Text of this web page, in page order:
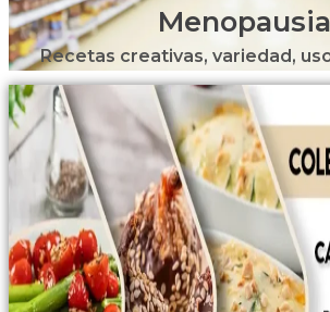
Menopausia
Recetas creativas, variedad,